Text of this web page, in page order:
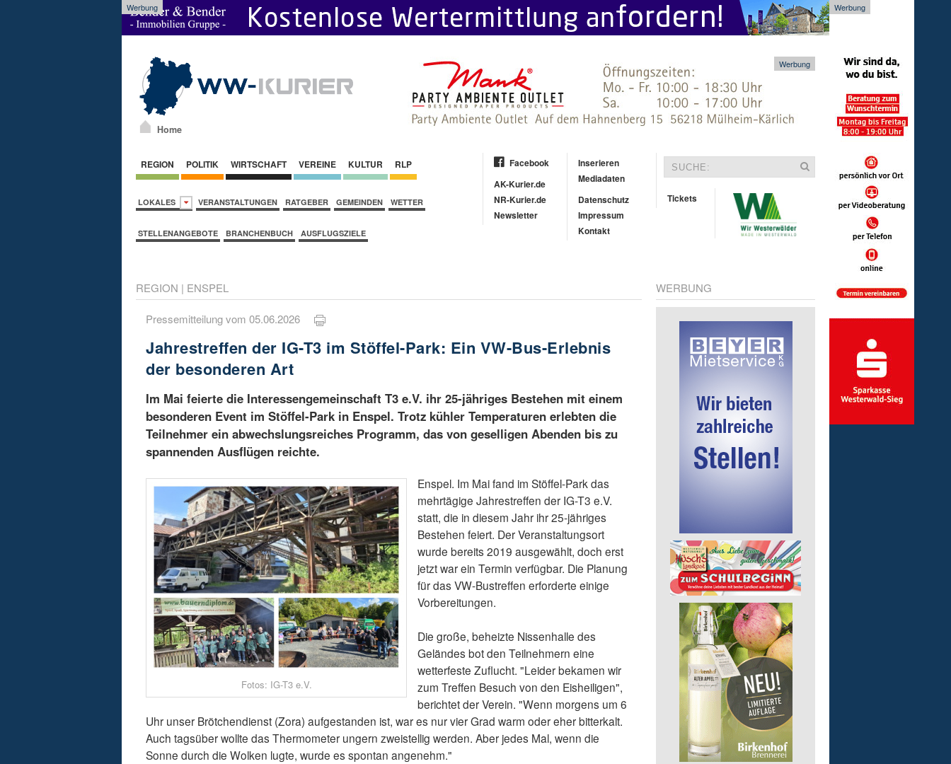
Werbung Werbung
Home
Werbung
REGION POLITIK WIRTSCHAFT VEREINE KULTUR RLP
LOKALES VERANSTALTUNGEN RATGEBER GEMEINDEN WETTER
STELLENANGEBOTE BRANCHENBUCH AUSFLUGSZIELE
Facebook
AK-Kurier.de
NR-Kurier.de
Newsletter
Inserieren
Mediadaten
Datenschutz
Impressum
Kontakt
Tickets
REGION | ENSPEL
Pressemitteilung vom 05.06.2026
Jahrestreffen der IG-T3 im Stöffel-Park: Ein VW-Bus-Erlebnis
der besonderen Art
Im Mai feierte die Interessengemeinschaft T3 e.V. ihr 25-jähriges Bestehen mit einem
besonderen Event im Stöffel-Park in Enspel. Trotz kühler Temperaturen erlebten die
Teilnehmer ein abwechslungsreiches Programm, das von geselligen Abenden bis zu
spannenden Ausflügen reichte.
Fotos: IG-T3 e.V.
Enspel. Im Mai fand im Stöffel-Park das
mehrtägige Jahrestreffen der IG-T3 e.V.
statt, die in diesem Jahr ihr 25-jähriges
Bestehen feiert. Der Veranstaltungsort
wurde bereits 2019 ausgewählt, doch erst
jetzt war ein Termin verfügbar. Die Planung
für das VW-Bustreffen erforderte einige
Vorbereitungen.
Die große, beheizte Nissenhalle des
Geländes bot den Teilnehmern eine
wetterfeste Zuflucht. "Leider bekamen wir
zum Treffen Besuch von den Eisheiligen",
berichtet der Verein. "Wenn morgens um 6
Uhr unser Brötchendienst (Zora) aufgestanden ist, war es nur vier Grad warm oder eher bitterkalt.
Auch tagsüber wollte das Thermometer ungern zweistellig werden. Aber jedes Mal, wenn die
Sonne durch die Wolken lugte, wurde es spontan angenehm."
WERBUNG